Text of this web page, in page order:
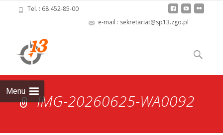
Tel. : 68 452-85-00
e-mail : sekretariat@sp13.zgo.pl
Menu
to
content
Szukaj:
IMG-20260625-WA0092